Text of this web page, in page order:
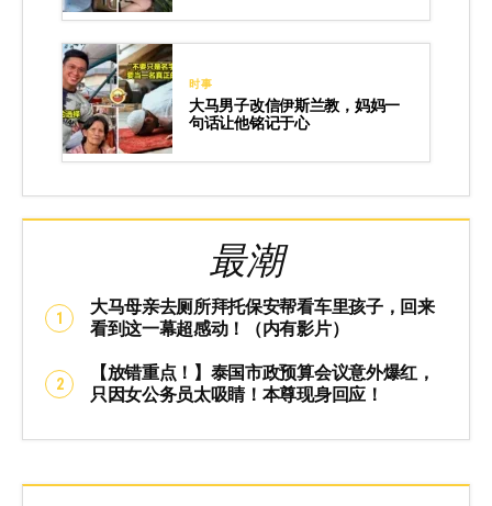
时事
大马男子改信伊斯兰教，妈妈一
句话让他铭记于心
最潮
大马母亲去厕所拜托保安帮看车里孩子，回来
看到这一幕超感动！（内有影片）
【放错重点！】泰国市政预算会议意外爆红，
只因女公务员太吸睛！本尊现身回应！